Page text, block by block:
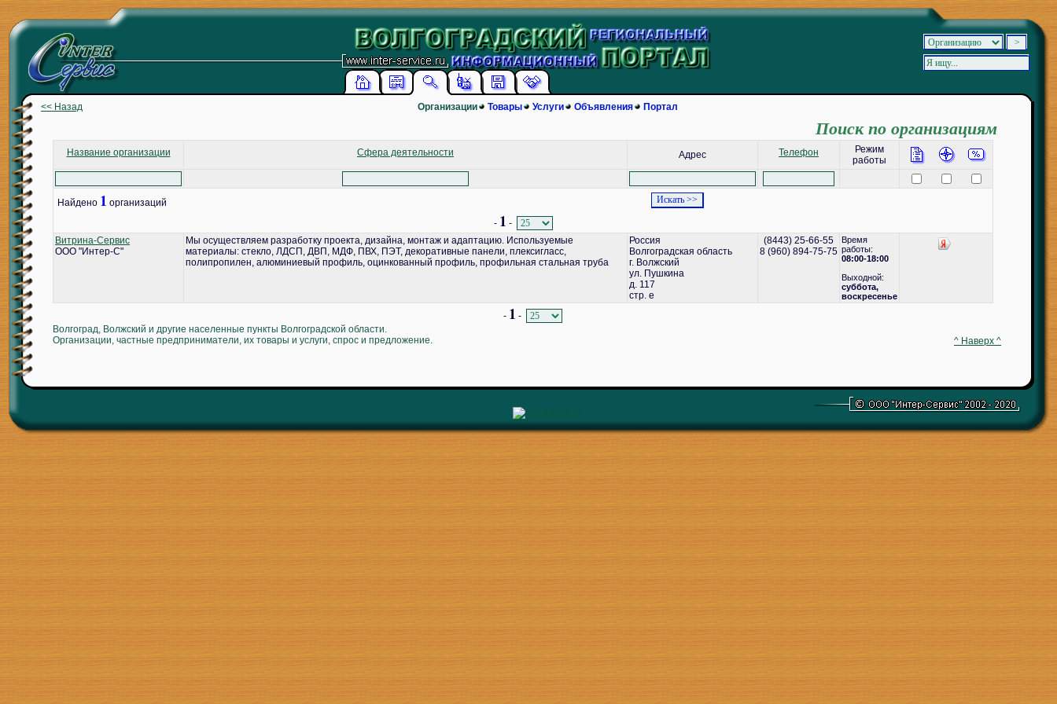
<< Назад Организации Товары Услуги Объявления Портал
Поиск по организациям
Название организации Сфера деятельности Адрес Телефон
Режим
работы
Найдено 1 организаций
- 1 -
Витрина-Сервис
ООО "Интер-С"
Мы осуществляем разработку проекта, дизайна, монтаж и адаптацию. Используемые
материалы: стекло, ЛДСП, ДВП, МДФ, ПВХ, ПЭТ, декоративные панели, плексигласс,
полипропилен, алюминиевый профиль, оцинкованный профиль, профильная стальная труба
Россия
Волгоградская область
г. Волжский
ул. Пушкина
д. 117
стр. е
(8443) 25-66-55
8 (960) 894-75-75
Время
работы:
08:00-18:00
Выходной:
cуббота,
воскресенье
- 1 -
Волгоград, Волжский и другие населенные пункты Волгоградской области.
Организации, частные предприниматели, их товары и услуги, спрос и предложение.
^ Наверх ^